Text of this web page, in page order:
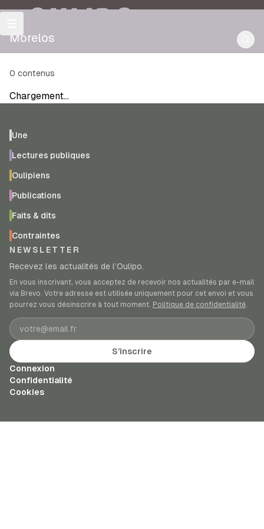
OULIPO
Morelos
0 contenus
Chargement…
Une
Lectures publiques
Oulipiens
Publications
Faits & dits
Contraintes
NEWSLETTER
Recevez les actualités de l’Oulipo.
En vous inscrivant, vous acceptez de recevoir nos actualités par e-mail
via Brevo. Votre adresse est utilisée uniquement pour cet envoi et vous
pourrez vous désinscrire à tout moment. Politique de confidentialité.
Adresse e-mail
S’inscrire
Connexion
Confidentialité
Cookies